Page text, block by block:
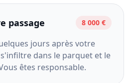
passage 8 000 €
jours après votre
dans le parquet et le
êtes responsable.